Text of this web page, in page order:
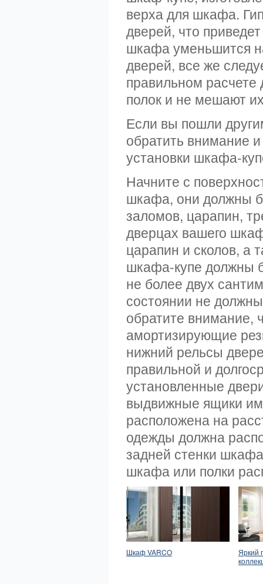
верха для шкафа.
дверей, что
шкафа уменьшится
дверей, все же
правильном
полок и не мешают
Если вы пошли
обратить внимание
установки шкафа-
Начните с
шкафа, они должны
заломов, царапин,
дверцах вашего
царапин и сколов, а
шкафа-купе должны
не более двух
состоянии не
обратите внимание,
амортизирующие
нижний рельсы
правильной и
установленные
выдвижные ящики
расположена на
одежды должна
задней стенки
шкафа или полки
Шкаф VARCO
Яркий